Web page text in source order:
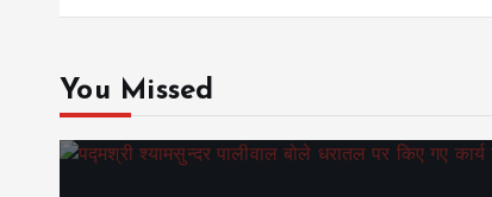
You Missed